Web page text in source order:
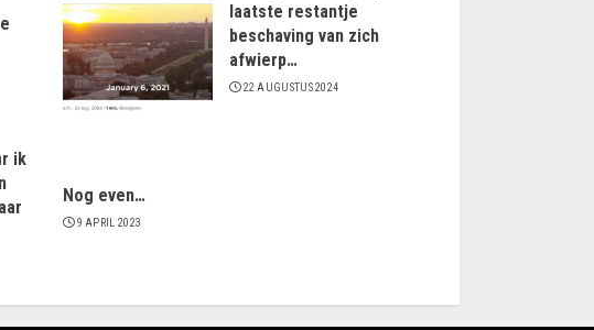
laatste restantje
beschaving van zich
afwierp…
22 AUGUSTUS 2024
ik
Nog even…
9 APRIL 2023